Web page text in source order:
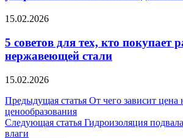
15.02.2026
5 советов для тех, кто покупает
нержавеющей стали
15.02.2026
Навигация
по
Предыдущая статья От чего зависит цена
ценообразования
Следующая статья Гидроизоляция
влаги